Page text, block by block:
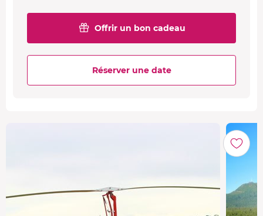
Offrir un bon cadeau
Réserver une date